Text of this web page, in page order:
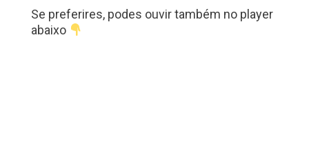
Se preferires, podes ouvir também no player
abaixo